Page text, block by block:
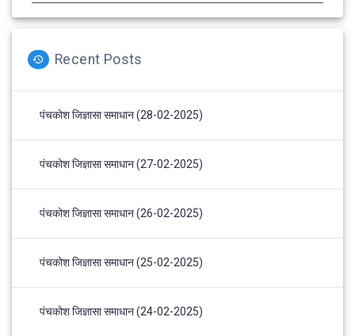
Recent Posts
पंचकोश जिज्ञासा समाधान (28-02-2025)
पंचकोश जिज्ञासा समाधान (27-02-2025)
पंचकोश जिज्ञासा समाधान (26-02-2025)
पंचकोश जिज्ञासा समाधान (25-02-2025)
पंचकोश जिज्ञासा समाधान (24-02-2025)